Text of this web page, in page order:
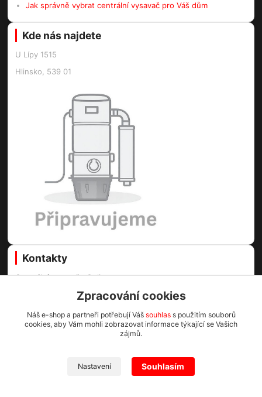
Jak správně vybrat centrální vysavač pro Váš dům
Kde nás najdete
U Lípy 1515
Hlinsko, 539 01
Kontakty
Centrální vysavače Online
Martin Voda
+420 773 996 089
(Po-Pá, 8-16.30 hod.)
Zpracování cookies
Náš e-shop a partneři potřebují Váš souhlass použitím souborů
cookies, aby Vám mohli zobrazovat informace týkající se Vašich
zájmů.
Nastavení Souhlasím